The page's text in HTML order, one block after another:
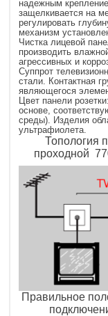
надежным
защелкивается на
регулировать
механизм
Чистка лицевой
производить
агрессивных и
Суппрот
стали. Контактная
являющегося
Цвет панели
основе,
среды). Изделия
ультрафиолета.
Топология
проходной
Правильное